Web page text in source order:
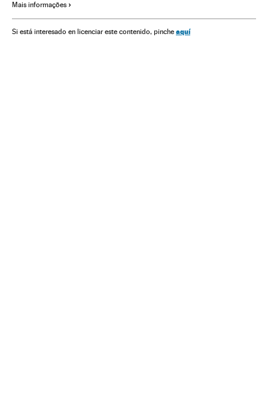
América Latina
Justiça
Mais informações
Si está interesado en licenciar este contenido, pinche aquí